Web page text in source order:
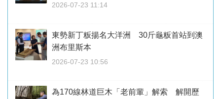
2026-07-23 11:14
東勢新丁粄揚名大洋洲 30斤龜粄首站到澳
洲布里斯本
2026-07-23 10:56
為170線林道巨木「老前輩」解索 解開歷